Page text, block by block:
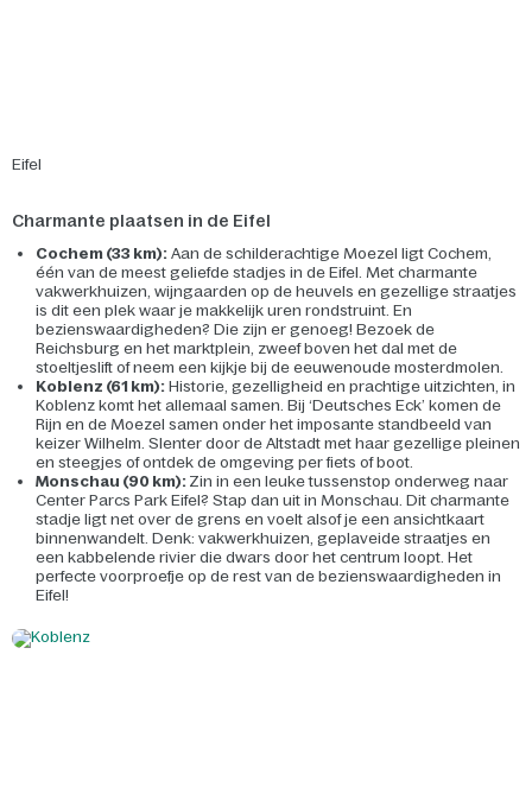
Eifel
Charmante plaatsen in de Eifel
Cochem (33 km): Aan de schilderachtige Moezel ligt Cochem,
één van de meest geliefde stadjes in de Eifel. Met charmante
vakwerkhuizen, wijngaarden op de heuvels en gezellige straatjes
is dit een plek waar je makkelijk uren rondstruint. En
bezienswaardigheden? Die zijn er genoeg! Bezoek de
Reichsburg en het marktplein, zweef boven het dal met de
stoeltjeslift of neem een kijkje bij de eeuwenoude mosterdmolen.
Koblenz (61 km): Historie, gezelligheid en prachtige uitzichten, in
Koblenz komt het allemaal samen. Bij ‘Deutsches Eck’ komen de
Rijn en de Moezel samen onder het imposante standbeeld van
keizer Wilhelm. Slenter door de Altstadt met haar gezellige pleinen
en steegjes of ontdek de omgeving per fiets of boot.
Monschau (90 km): Zin in een leuke tussenstop onderweg naar
Center Parcs Park Eifel? Stap dan uit in Monschau. Dit charmante
stadje ligt net over de grens en voelt alsof je een ansichtkaart
binnenwandelt. Denk: vakwerkhuizen, geplaveide straatjes en
een kabbelende rivier die dwars door het centrum loopt. Het
perfecte voorproefje op de rest van de bezienswaardigheden in
Eifel!